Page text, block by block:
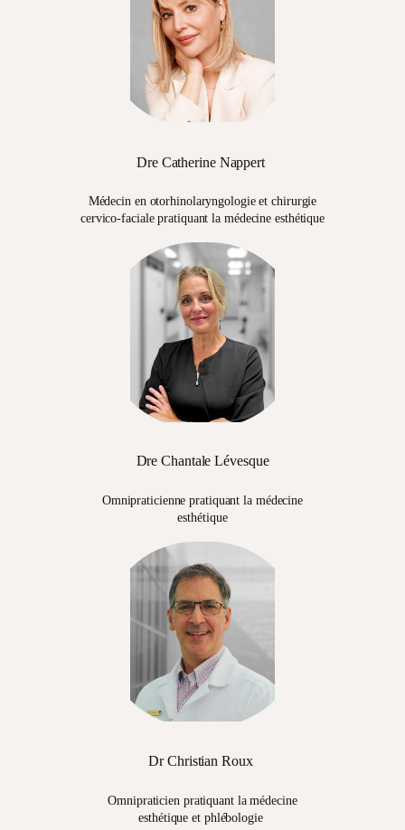
Dre Catherine Nappert
Médecin en otorhinolaryngologie et chirurgie
cervico-faciale pratiquant la médecine esthétique
Dre Chantale Lévesque
Omnipraticienne pratiquant la médecine
esthétique
Dr Christian Roux
Omnipraticien pratiquant la médecine
esthétique et phlébologie